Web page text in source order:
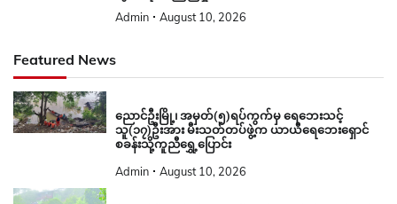
Admin August 10, 2026
Featured News
ညောင်ဦးမြို့၊ အမှတ်(၅)ရပ်ကွက်မှ ရေဘေးသင့်
သူ(၁၇)ဦးအား မီးသတ်တပ်ဖွဲ့က ယာယီရေဘေးရှောင်
စခန်းသို့ကူညီရွှေ့ပြောင်း
Admin August 10, 2026